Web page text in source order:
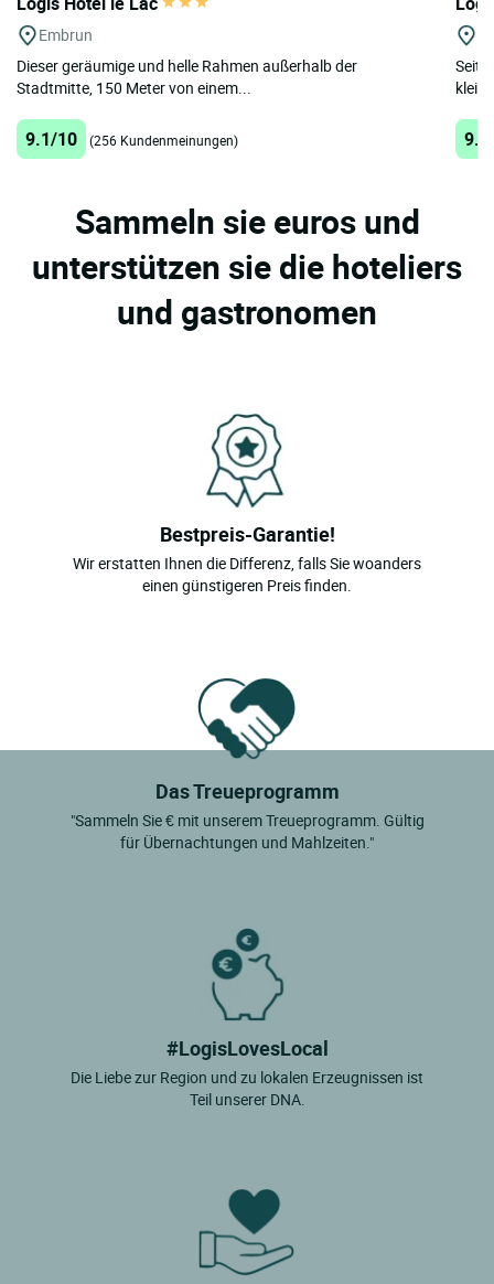
Embrun
Dieser geräumige und helle Rahmen außerhalb der
Stadtmitte, 150 Meter von einem...
9.1/10 (256 Kundenmeinungen)
Seit
Sammeln sie euros und
unterstützen sie die hoteliers
und gastronomen
Bestpreis-Garantie!
Wir erstatten Ihnen die Differenz, falls Sie woanders
einen günstigeren Preis finden.
Das Treueprogramm
"Sammeln Sie € mit unserem Treueprogramm. Gültig
für Übernachtungen und Mahlzeiten."
#LogisLovesLocal
Die Liebe zur Region und zu lokalen Erzeugnissen ist
Teil unserer DNA.